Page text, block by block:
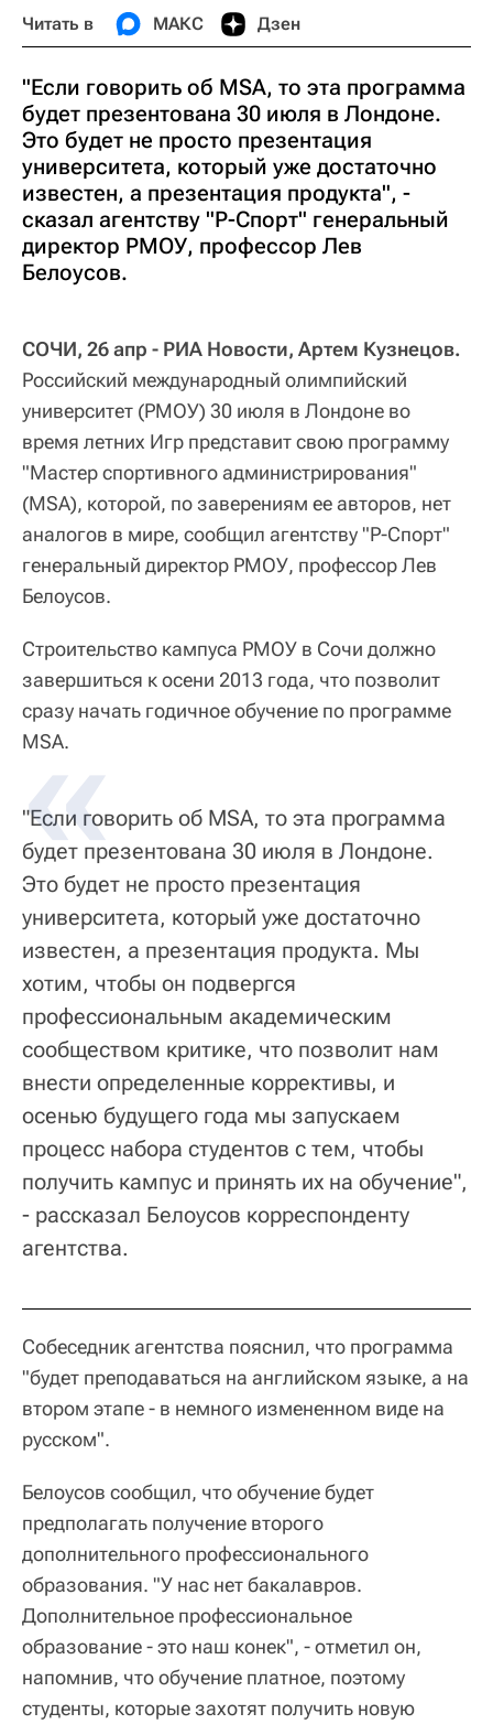
Читать в МАКС Дзен
"Если говорить об MSA, то эта программа
будет презентована 30 июля в Лондоне.
Это будет не просто презентация
университета, который уже достаточно
известен, а презентация продукта", -
сказал агентству "Р-Спорт" генеральный
директор РМОУ, профессор Лев
Белоусов.
СОЧИ, 26 апр - РИА Новости, Артем Кузнецов.
Российский международный олимпийский
университет (РМОУ) 30 июля в Лондоне во
время летних Игр представит свою программу
"Мастер спортивного администрирования"
(MSA), которой, по заверениям ее авторов, нет
аналогов в мире, сообщил агентству "Р-Спорт"
генеральный директор РМОУ, профессор Лев
Белоусов.
Строительство кампуса РМОУ в Сочи должно
завершиться к осени 2013 года, что позволит
сразу начать годичное обучение по программе
MSA.
"Если говорить об MSA, то эта программа
будет презентована 30 июля в Лондоне.
Это будет не просто презентация
университета, который уже достаточно
известен, а презентация продукта. Мы
хотим, чтобы он подвергся
профессиональным академическим
сообществом критике, что позволит нам
внести определенные коррективы, и
осенью будущего года мы запускаем
процесс набора студентов с тем, чтобы
получить кампус и принять их на обучение",
- рассказал Белоусов корреспонденту
агентства.
Собеседник агентства пояснил, что программа
"будет преподаваться на английском языке, а на
втором этапе - в немного измененном виде на
русском".
Белоусов сообщил, что обучение будет
предполагать получение второго
дополнительного профессионального
образования. "У нас нет бакалавров.
Дополнительное профессиональное
образование - это наш конек", - отметил он,
напомнив, что обучение платное, поэтому
студенты, которые захотят получить новую